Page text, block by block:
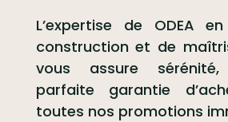
L’expertise de ODEA
construction et de
vous assure
parfaite garantie
toutes nos promotions